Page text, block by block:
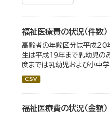
福祉医療費の状況（件数）
高齢者の年齢区分は平成20
生は平成19年まで乳幼児の
度までは乳幼児および小中
CSV
福祉医療費の状況（金額）